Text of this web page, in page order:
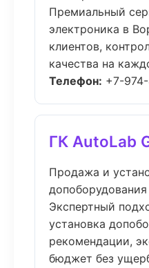
Премиальный
электроника в
клиентов,
качества на
Телефон: +7-
ГК AutoLab
Продажа и
Экспертный
установка
рекомендации,
бюджет без